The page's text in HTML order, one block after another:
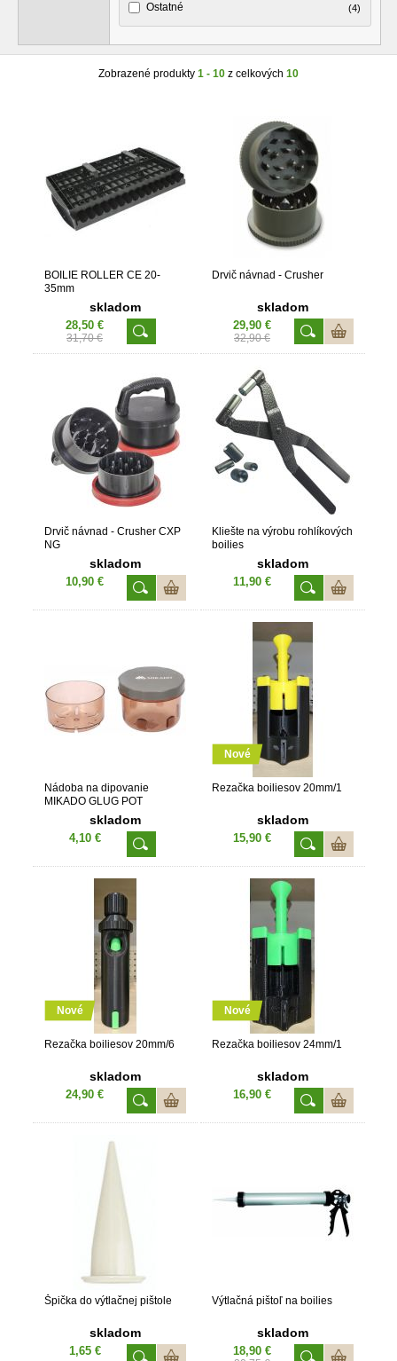
Ostatné (4)
Zobrazené produkty 1 - 10 z celkových 10
BOILIE ROLLER CE 20-
35mm
skladom
28,50 €
31,70 €
Drvič návnad - Crusher
skladom
29,90 €
32,90 €
Drvič návnad - Crusher CXP
NG
skladom
10,90 €
Kliešte na výrobu rohlíkových
boilies
skladom
11,90 €
Nádoba na dipovanie
MIKADO GLUG POT
skladom
4,10 €
Nové
Rezačka boiliesov 20mm/1
skladom
15,90 €
Nové
Rezačka boiliesov 20mm/6
skladom
24,90 €
Nové
Rezačka boiliesov 24mm/1
skladom
16,90 €
Špička do výtlačnej pištole
skladom
1,65 €
Výtlačná pištoľ na boilies
skladom
18,90 €